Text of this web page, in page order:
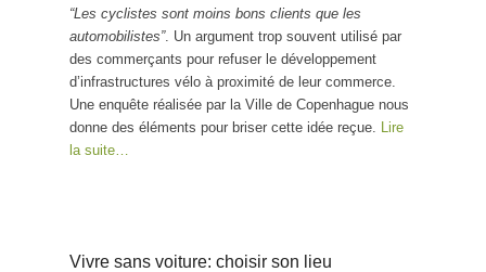
“Les cyclistes sont moins bons clients que les
automobilistes”. Un argument trop souvent utilisé par
des commerçants pour refuser le développement
d’infrastructures vélo à proximité de leur commerce.
Une enquête réalisée par la Ville de Copenhague nous
donne des éléments pour briser cette idée reçue. Lire
la suite…
Vivre sans voiture: choisir son lieu